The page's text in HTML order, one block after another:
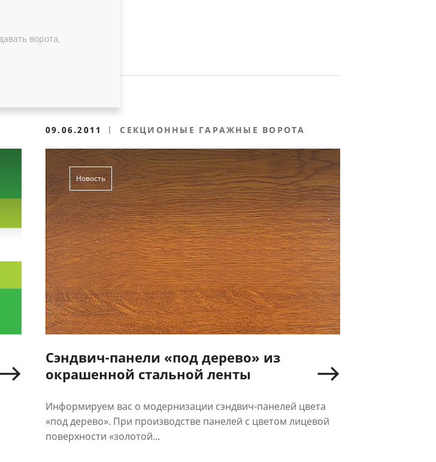
ворота,
09.06.2011 СЕКЦИОННЫЕ ГАРАЖНЫЕ ВОРОТА
Новость
Сэндвич-панели «под дерево» из
окрашенной стальной ленты
Информируем вас о модернизации сэндвич-панелей цвета
«под дерево». При производстве панелей с цветом лицевой
поверхности «золотой...